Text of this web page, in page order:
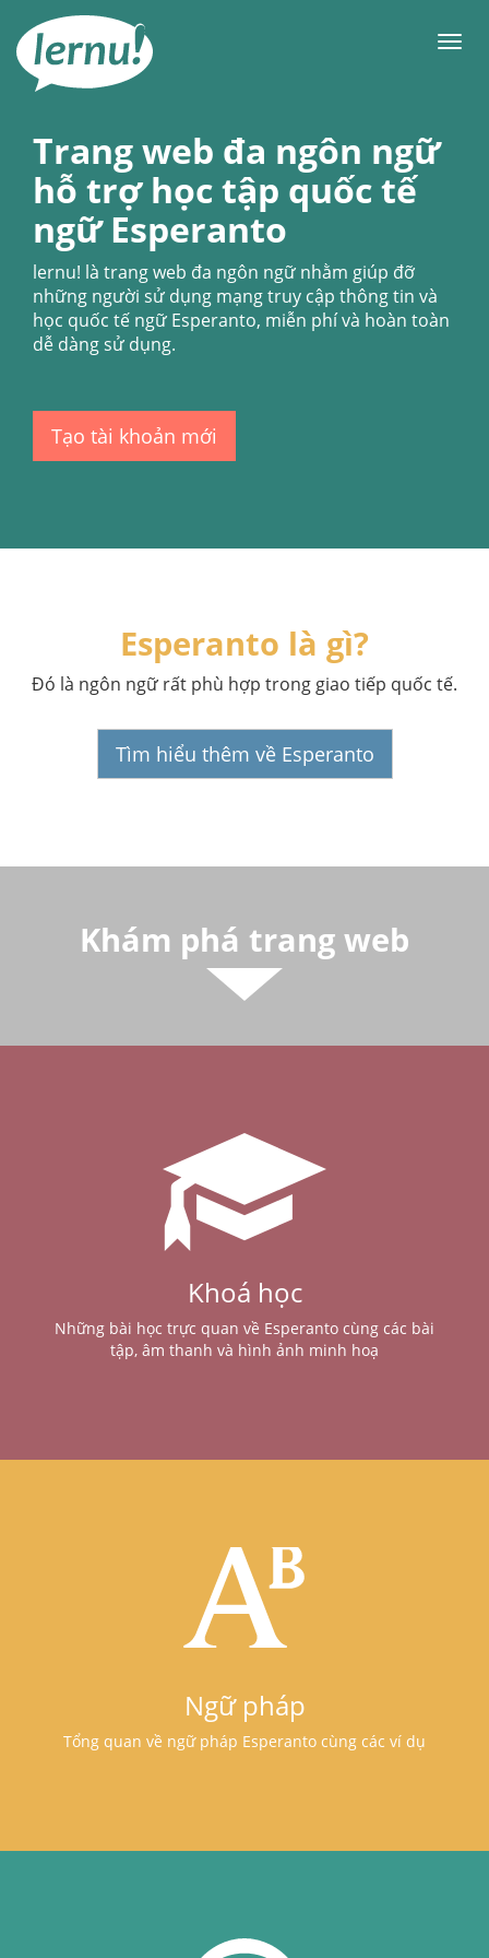
đến
phần
dung
Trang web đa ngôn ngữ
hỗ trợ học tập quốc tế
ngữ Esperanto
lernu! là trang web đa ngôn ngữ nhằm giúp đỡ
những người sử dụng mạng truy cập thông tin và
học quốc tế ngữ Esperanto, miễn phí và hoàn toàn
dễ dàng sử dụng.
Tạo tài khoản mới
Esperanto là gì?
Đó là ngôn ngữ rất phù hợp trong giao tiếp quốc tế.
Tìm hiểu thêm về Esperanto
Khám phá trang web
Khoá học
Những bài học trực quan về Esperanto cùng các bài
tập, âm thanh và hình ảnh minh hoạ
Ngữ pháp
Tổng quan về ngữ pháp Esperanto cùng các ví dụ